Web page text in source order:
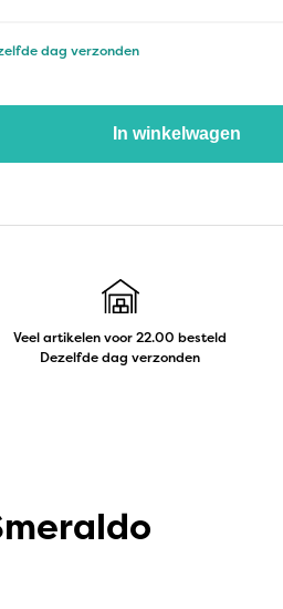
dag verzonden
In winkelwagen
Veel artikelen voor 22.00 besteld
Dezelfde dag verzonden